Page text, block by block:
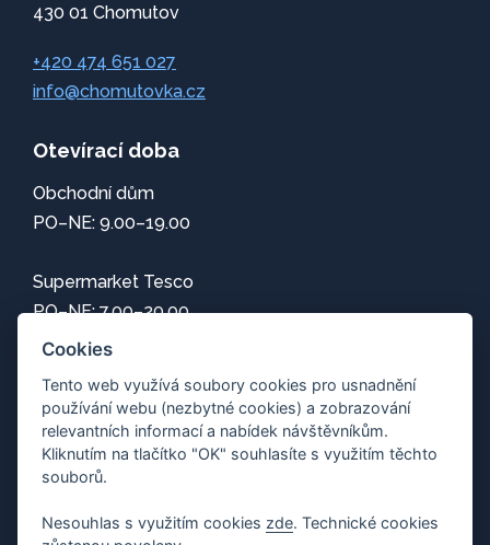
430 01 Chomutov
+420 474 651 027
info@chomutovka.cz
Otevírací doba
Obchodní dům
PO–NE: 9.00–19.00
Supermarket Tesco
PO–NE: 7.00–20.00
Jak se k nám dostanete
Mapa centra
Parkování
Ochrana osobních údajů
Cookies
Tento web využívá soubory cookies pro usnadnění
používání webu (nezbytné cookies) a zobrazování
relevantních informací a nabídek návštěvníkům.
Kliknutím na tlačítko "OK" souhlasíte s využitím těchto
souborů.
Nesouhlas s využitím cookies zde. Technické cookies